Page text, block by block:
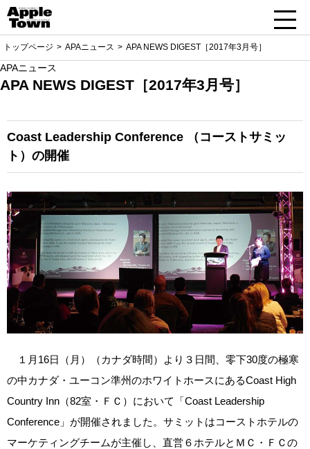
トップページ APAニュース APA NEWS DIGEST［2017年3月号］
APAニュース
APA NEWS DIGEST［2017年3月号］
Coast Leadership Conference （コーストサミッ
ト）の開催
１月16日（月）（カナダ時間）より３日間、零下30度の極寒
の中カナダ・ユーコン準州のホワイトホースにあるCoast High
Country Inn（82室・ＦＣ）において「Coast Leadership
Conference」が開催されました。サミットはコーストホテルの
マーケティングチームが主催し、直営６ホテルとＭＣ・ＦＣの